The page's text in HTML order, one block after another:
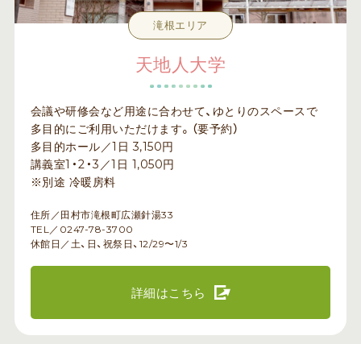
滝根エリア
天地人大学
会議や研修会など用途に合わせて、ゆとりのスペースで
多目的にご利用いただけます。（要予約）
多目的ホール／1日 3,150円
講義室1・2・3／1日 1,050円
※別途 冷暖房料
住所／田村市滝根町広瀬針湯33
TEL／0247-78-3700
休館日／土、日、祝祭日、12/29〜1/3
詳細はこちら